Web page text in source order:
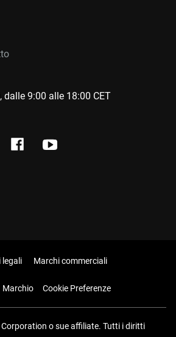
dalle 9:00 alle 18:00 CET
legali Marchi commerciali
Marchio Cookie Preferenze
o sue affiliate. Tutti i diritti